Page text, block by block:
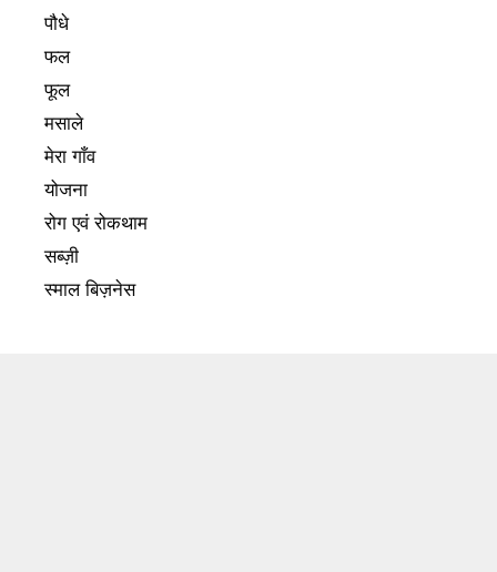
पौधे
फल
फूल
मसाले
मेरा गाँव
योजना
रोग एवं रोकथाम
सब्ज़ी
स्माल बिज़नेस